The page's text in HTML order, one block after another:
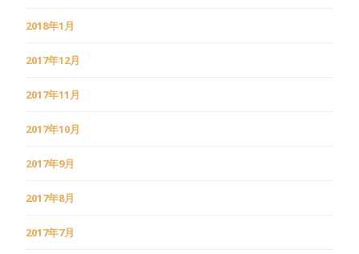
2018年1月
2017年12月
2017年11月
2017年10月
2017年9月
2017年8月
2017年7月